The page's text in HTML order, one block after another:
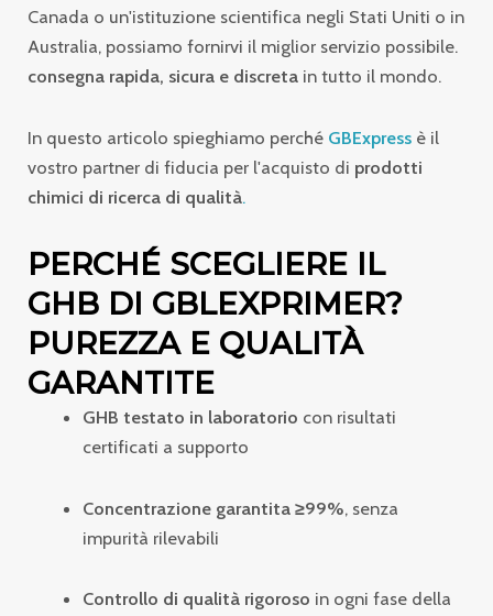
Canada o un'istituzione scientifica negli Stati Uniti o in
Australia, possiamo fornirvi il miglior servizio possibile.
consegna rapida, sicura e discreta in tutto il mondo.
In questo articolo spieghiamo perché GBExpress è il
vostro partner di fiducia per l'acquisto di prodotti
chimici di ricerca di qualità.
PERCHÉ SCEGLIERE IL
GHB DI GBLEXPRIMER?
PUREZZA E QUALITÀ
GARANTITE
GHB testato in laboratorio con risultati
certificati a supporto
Concentrazione garantita ≥99%, senza
impurità rilevabili
Controllo di qualità rigoroso in ogni fase della